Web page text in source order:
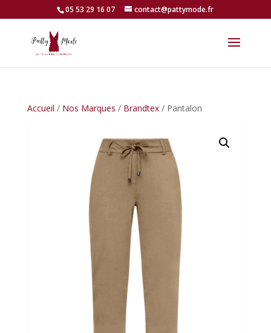
05 53 29 16 07 contact@pattymode.fr
Accueil / Nos Marques / Brandtex/ Pantalon